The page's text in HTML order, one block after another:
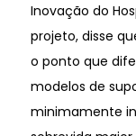
Inovação do
projeto, disse
o ponto que
modelos de
minimamente